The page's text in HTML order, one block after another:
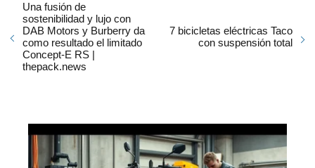
Una fusión de
sostenibilidad y lujo con
DAB Motors y Burberry da
como resultado el limitado
Concept-E RS |
thepack.news
7 bicicletas eléctricas Taco
con suspensión total